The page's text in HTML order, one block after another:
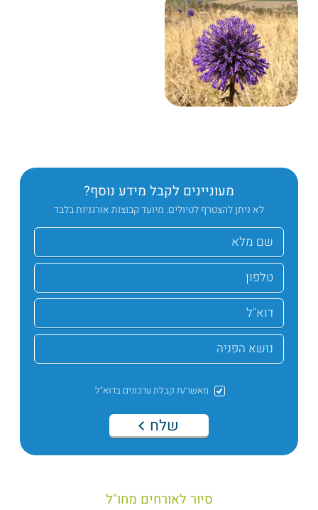
מעוניינים לקבל מידע נוסף?
לא ניתן להצטרף לטיולים. מיועד קבוצות אורגניות בלבד
מאשר/ת קבלת עדכונים בדוא"ל
שלח
סיור לאורחים מחו"ל